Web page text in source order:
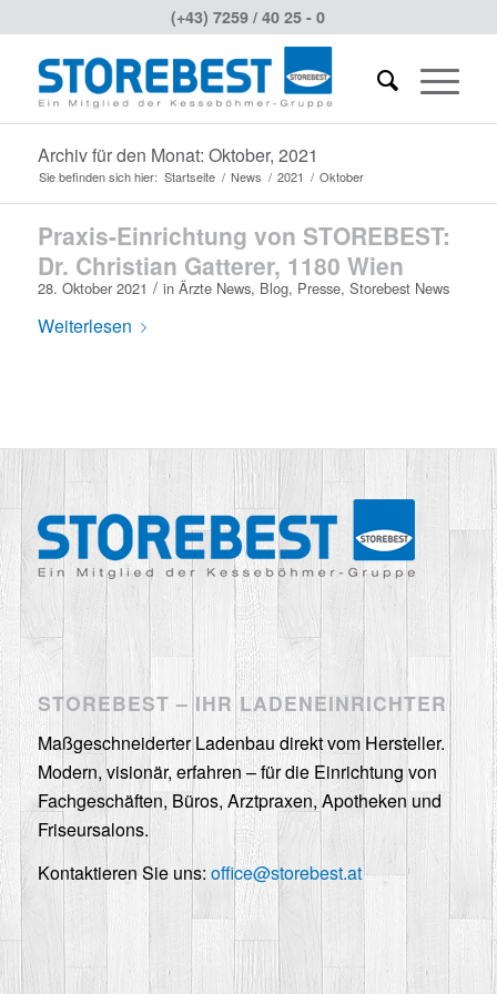
(+43) 7259 / 40 25 - 0
Archiv für den Monat: Oktober, 2021
Sie befinden sich hier: Startseite / News / 2021 / Oktober
Praxis-Einrichtung von STOREBEST:
Dr. Christian Gatterer, 1180 Wien
28. Oktober 2021 / in Ärzte News, Blog, Presse, Storebest News
Weiterlesen
STOREBEST – IHR LADENEINRICHTER
Maßgeschneiderter Ladenbau direkt vom Hersteller.
Modern, visionär, erfahren – für die Einrichtung von
Fachgeschäften, Büros, Arztpraxen, Apotheken und
Friseursalons.
Kontaktieren Sie uns: office@storebest.at